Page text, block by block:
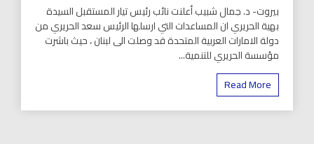
بيروت- د. جمال شبيب أعلنت نائب رئيس تيار المستقبل السيدة
بهية الحريري ان المساعدات التي ارسلها الرئيس سعد الحريري من
دولة الامارات العربية المتحدة قد وصلت الى لبنان ، حيث باشرت
مؤسسة الحريري للتنمية...
Read More